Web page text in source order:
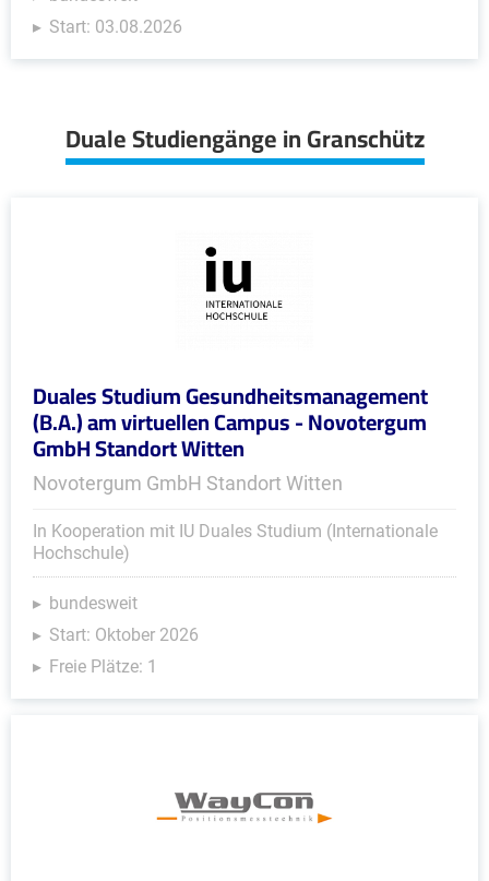
Start: 03.08.2026
Duale Studiengänge in Granschütz
Duales Studium Gesundheitsmanagement
(B.A.) am virtuellen Campus - Novotergum
GmbH Standort Witten
Novotergum GmbH Standort Witten
In Kooperation mit IU Duales Studium (Internationale
Hochschule)
bundesweit
Start: Oktober 2026
Freie Plätze: 1